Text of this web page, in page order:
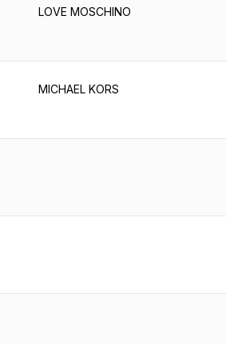
LOVE MOSCHINO
MICHAEL KORS